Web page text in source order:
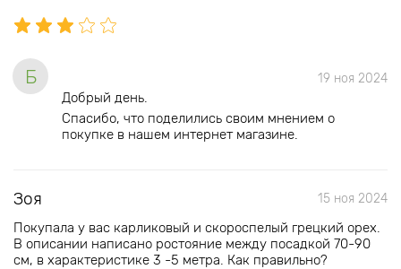
Б 19 ноя 2024
Добрый день.
Спасибо, что поделились своим мнением о
покупке в нашем интернет магазине.
Зоя 15 ноя 2024
Покупала у вас карликовый и скороспелый грецкий орех.
В описании написано ростояние между посадкой 70-90
см, в характеристике 3 -5 метра. Как правильно?